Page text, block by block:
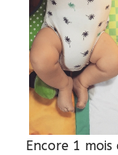
Encore 1